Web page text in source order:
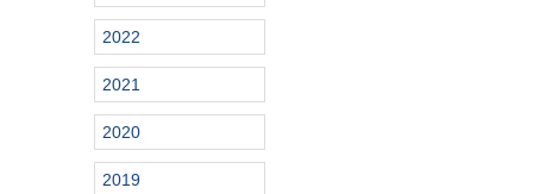
2022
2021
2020
2019